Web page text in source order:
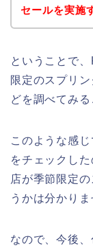
セールを実施
ということで
限定のスプリ
どを調べてみる
このような感
をチェックし
店が季節限定
うかは分かりま
なので、今後